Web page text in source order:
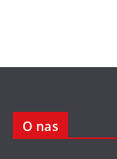
O nas